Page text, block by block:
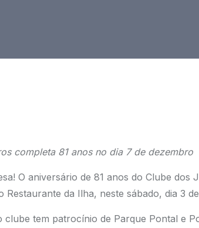
completa 81 anos no dia 7 de dezembro
O aniversário de 81 anos do Clube dos
da Ilha, neste sábado, dia 3
tem patrocínio de Parque Pontal e